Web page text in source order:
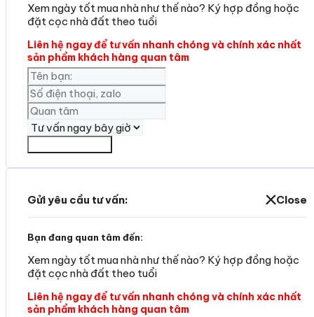
Xem ngày tốt mua nhà như thế nào? Ký hợp đồng hoặc
đặt cọc nhà đất theo tuổi
Liên hệ ngay để tư vấn nhanh chóng và chính xác nhất
sản phẩm khách hàng quan tâm
Gửi yêu cầu tư vấn: Close
Bạn đang quan tâm đến:
Xem ngày tốt mua nhà như thế nào? Ký hợp đồng hoặc
đặt cọc nhà đất theo tuổi
Liên hệ ngay để tư vấn nhanh chóng và chính xác nhất
sản phẩm khách hàng quan tâm